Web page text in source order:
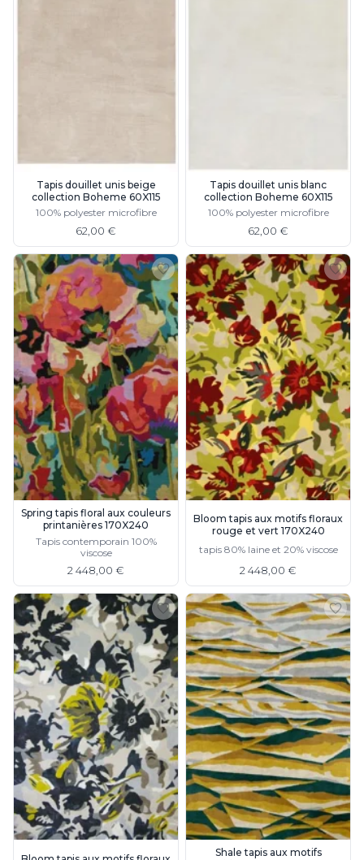
Mullan
Munari par Stylnove Ceramiche
Myo
Nautic by Tekna
Objet insolite
Original BTC
Quintiesse
RADAR
Robers
Robin
Royal Botania
Secto Design
Sedap
Siru
Terzani
Tonone
Trilum
TUNTO
Vincent Sheppard
Vistosi
Visual Comfort&Co.
Watsberg
Tapis douillet unis beige
collection Boheme 60X115
100% polyester microfibre
62,00 €
Tapis douillet unis blanc
collection Boheme 60X115
100% polyester microfibre
62,00 €
Spring tapis floral aux couleurs
printanières 170X240
Tapis contemporain 100%
viscose
2 448,00 €
Bloom tapis aux motifs floraux
rouge et vert 170X240
tapis 80% laine et 20% viscose
2 448,00 €
Shale tapis aux motifs